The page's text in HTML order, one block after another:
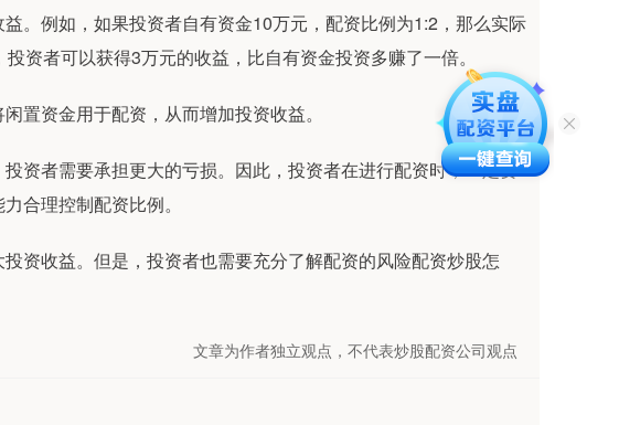
。例如，如果投资者自有资金10万元，配资比例为1:2，那么实际
资者可以获得3万元的收益，比自有资金投资多赚了一倍。
置资金用于配资，从而增加投资收益。
资者需要承担更大的亏损。因此，投资者在进行配资时，一定要
合理控制配资比例。
资收益。但是，投资者也需要充分了解配资的风险配资炒股怎
文章为作者独立观点，不代表炒股配资公司观点